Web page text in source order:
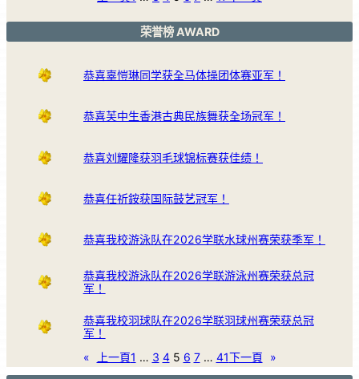
荣誉榜 AWARD
恭喜辜愷琳同学获全马体操团体赛亚军！
恭喜芙中生香港古典民族舞获全场冠军！
恭喜刘耀隆获羽毛球锦标赛获佳绩！
恭喜任祈銨获国际鼓艺冠军！
恭喜我校游泳队在2026学联水球州赛荣获季军！
恭喜我校游泳队在2026学联游泳州赛荣获总冠
军！
恭喜我校羽球队在2026学联羽球州赛荣获总冠
军！
«
上一頁1 … 3 4 5 6 7 … 41下一頁 »